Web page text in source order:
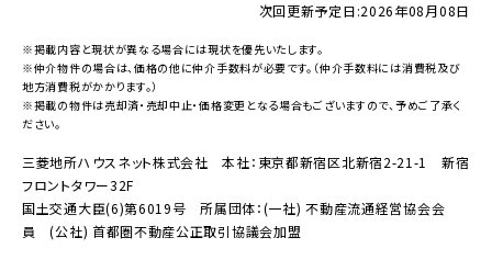
次回更新予定日:2026年08月08日
※掲載内容と現状が異なる場合には現状を優先いたします。
※仲介物件の場合は、価格の他に仲介手数料が必要です。（仲介手数料には消費税及び
地方消費税がかかります。）
※掲載の物件は売却済・売却中止・価格変更となる場合もございますので、予めご了承く
ださい。
三菱地所ハウスネット株式会社 本社：東京都新宿区北新宿2-21-1 新宿
フロントタワー32F
国土交通大臣(6)第6019号 所属団体：(一社) 不動産流通経営協会会
員 (公社) 首都圏不動産公正取引協議会加盟